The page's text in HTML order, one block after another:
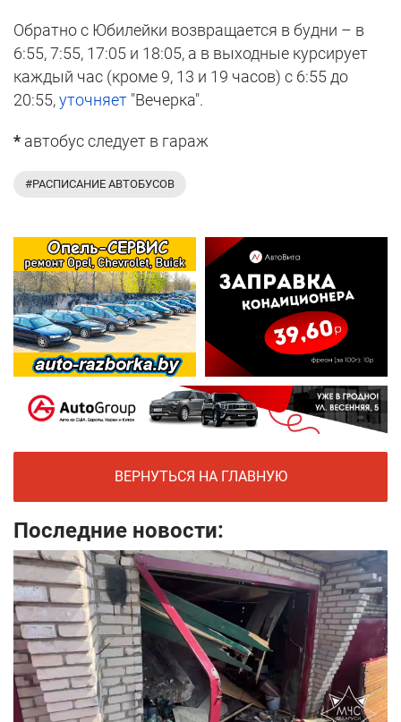
Обратно с Юбилейки возвращается в будни – в
6:55, 7:55, 17:05 и 18:05, а в выходные курсирует
каждый час (кроме 9, 13 и 19 часов) с 6:55 до
20:55,уточняет "Вечерка".
* автобус следует в гараж
#РАСПИСАНИЕ АВТОБУСОВ
ВЕРНУТЬСЯ НА ГЛАВНУЮ
Последние новости: